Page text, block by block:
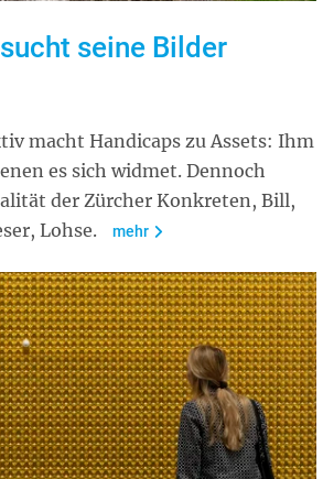
seine Bilder
macht Handicaps zu Assets: Ihm
es sich widmet. Dennoch
der Zürcher Konkreten, Bill,
Lohse.
mehr